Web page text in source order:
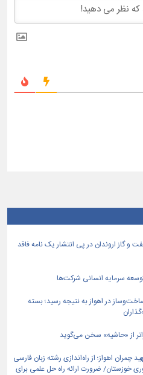
گاز اروندان در پی انتشار یک نامه فاقد
سرمایه انسانی شرکت‌ها
در اهواز به نتیجه رسید؛ بسته
از «حاشیه» سخن می‌گوید
چمران اهواز؛ از راه‌اندازی رشته زبان فارسی
خوزستان/ ضرورت ارائه راه حل علمی برای